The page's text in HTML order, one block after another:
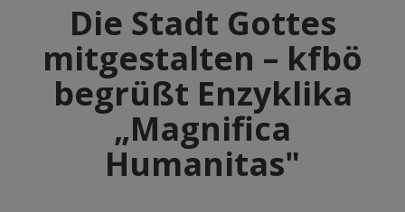
Die Stadt Gottes
mitgestalten – kfbö
begrüßt Enzyklika
„Magnifica
Humanitas"